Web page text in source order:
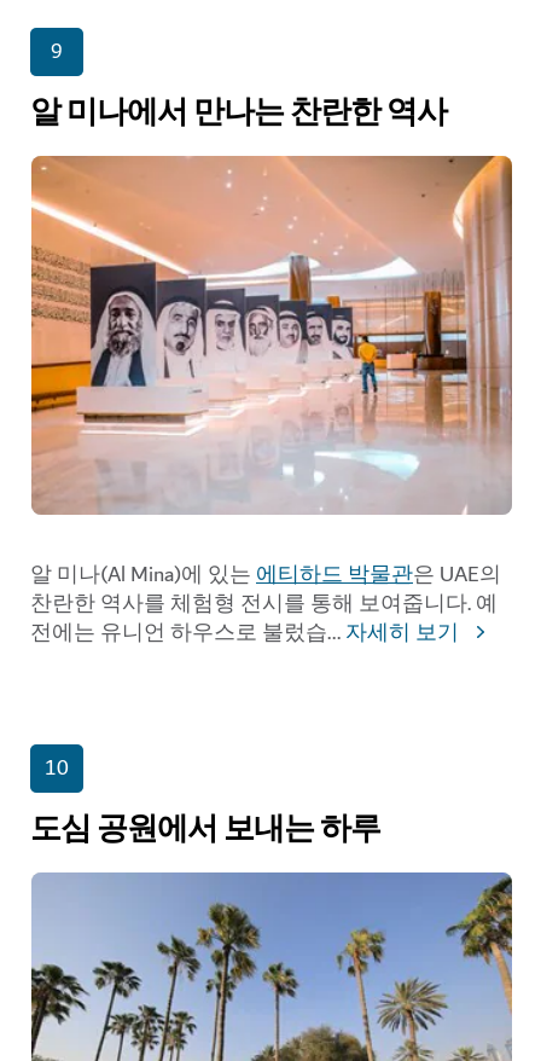
9
알 미나에서 만나는 찬란한 역사
알 미나(Al Mina)에 있는에티하드 박물관은 UAE의
찬란한 역사를 체험형 전시를 통해 보여줍니다. 예
전에는 유니언 하우스로 불렀습...자세히 보기
10
도심 공원에서 보내는 하루